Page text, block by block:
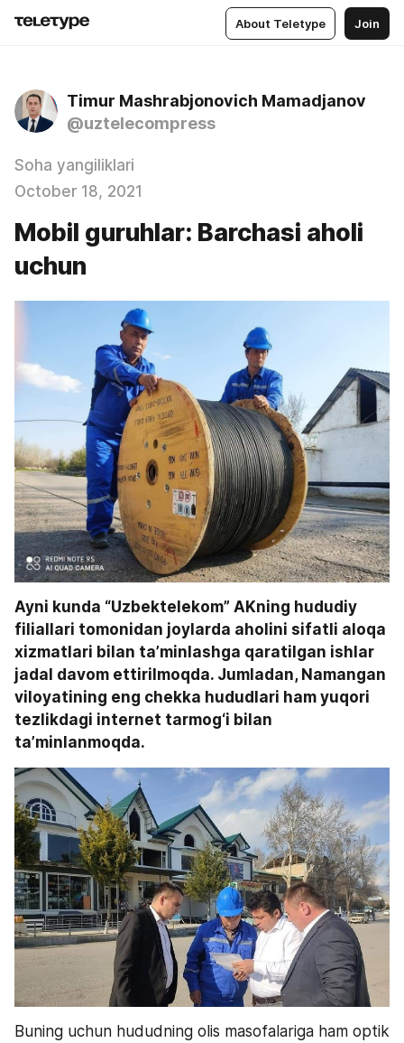
About Teletype Join
Timur Mashrabjonovich Mamadjanov
@uztelecompress
Soha yangiliklari
October 18, 2021
Mobil guruhlar: Barchasi aholi
uchun
Ayni kunda “Uzbektelekom” AKning hududiy
filiallari tomonidan joylarda aholini sifatli aloqa
xizmatlari bilan ta’minlashga qaratilgan ishlar
jadal davom ettirilmoqda. Jumladan, Namangan
viloyatining eng chekka hududlari ham yuqori
tezlikdagi internet tarmog‘i bilan
ta’minlanmoqda.
Buning uchun hududning olis masofalariga ham optik